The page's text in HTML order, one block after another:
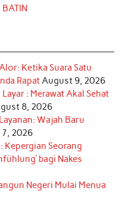
Ketika Suara Satu
RapatAugust 9, 2026
: Merawat Akal Sehat
8, 2026
Wajah Baru
2026
Kepergian Seorang
bagi Nakes
Negeri Mulai Menua